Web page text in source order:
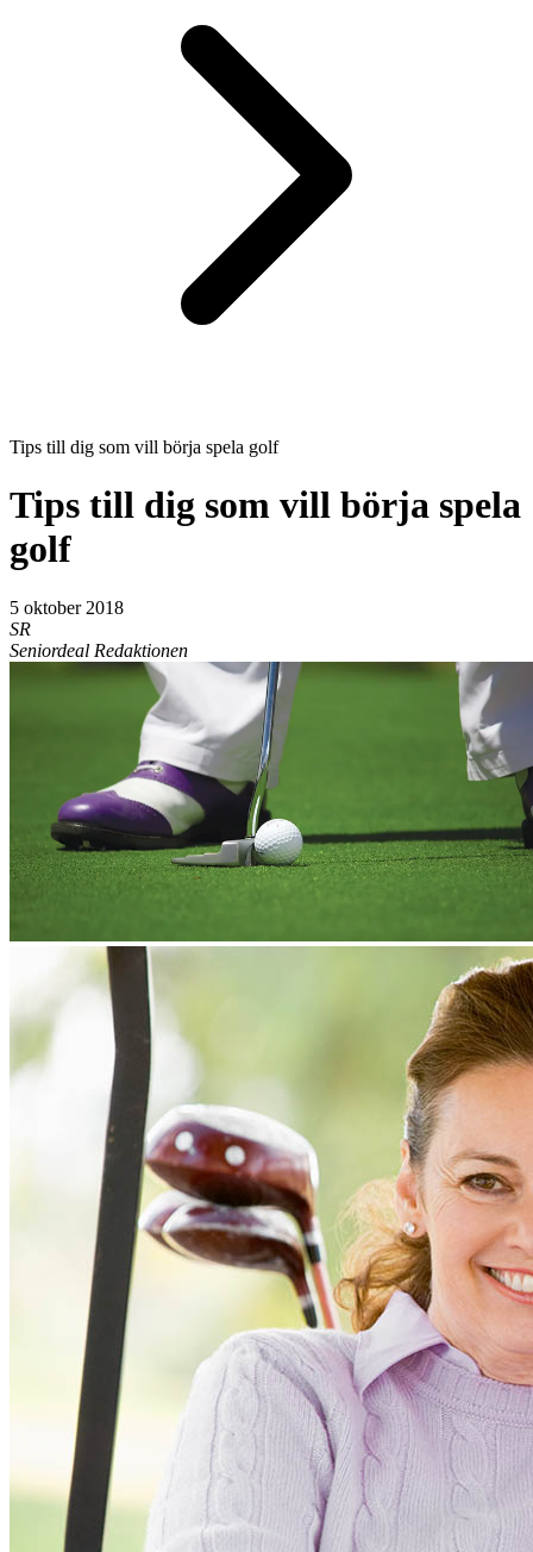
Tips till dig som vill börja spela golf
Tips till dig som vill börja spela
golf
5 oktober 2018
SR
Seniordeal Redaktionen